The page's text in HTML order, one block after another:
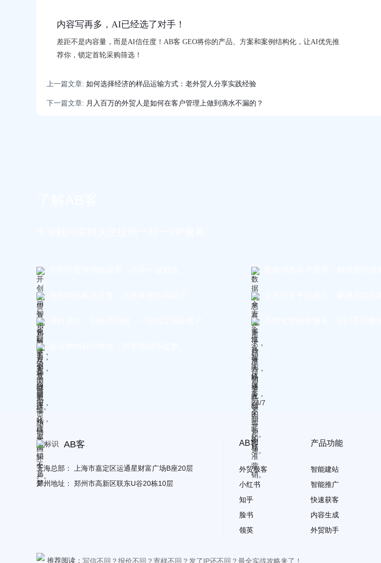
内容写再多，AI已经选了对手！
差距不是内容量，而是AI信任度！AB客 GEO将你的产品、方案和案例结构化，让AI优先推
荐你，锁定首轮采购筛选！
上一篇文章: 如何选择经济的样品运输方式：老外贸人分享实践经验
下一篇文章: 月入百万的外贸人是如何在客户管理上做到滴水不漏的？
AB客
上海总部：
上海市嘉定区运通星财富广场B座20层
郑州地址：
郑州市高新区联东U谷20栋10层
AB客
外贸极客
小红书
知乎
脸书
领英
产品功能
智能建站
智能推广
快速获客
内容生成
外贸助手
推荐阅读： 写信不回？报价不回？寄样不回？发了IP还不回？最全实战攻略来了！